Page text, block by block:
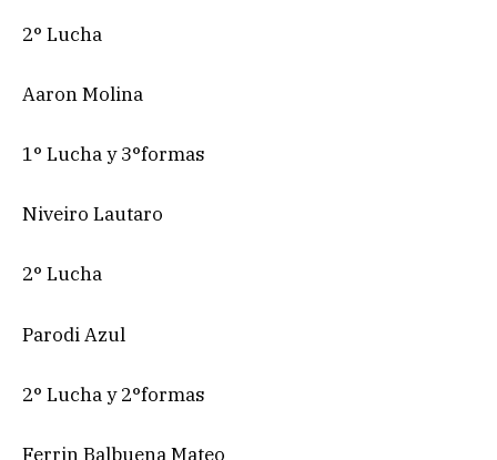
2° Lucha
Aaron Molina
1° Lucha y 3°formas
Niveiro Lautaro
2° Lucha
Parodi Azul
2° Lucha y 2°formas
Ferrin Balbuena Mateo